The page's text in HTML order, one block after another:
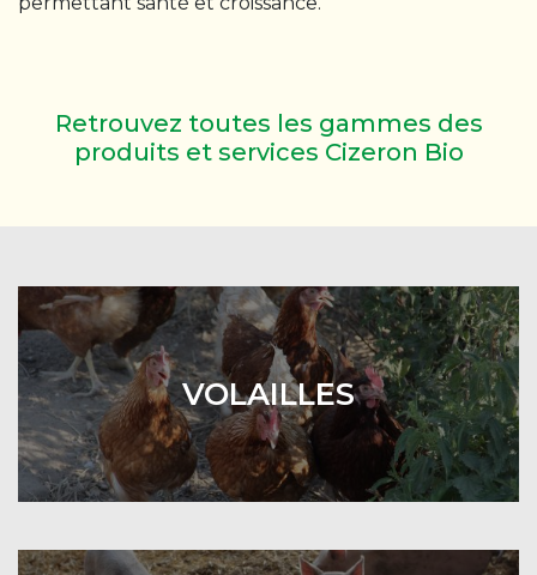
Retrouvez toutes les gammes des
produits et services Cizeron Bio
VOLAILLES